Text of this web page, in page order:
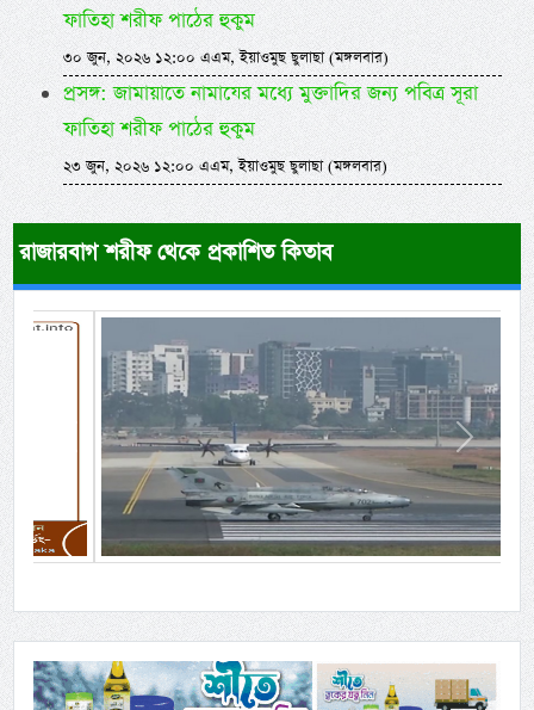
ফাতিহা শরীফ পাঠের হুকুম
৩০ জুন, ২০২৬ ১২:০০ এএম, ইয়াওমুছ ছুলাছা (মঙ্গলবার)
প্রসঙ্গ: জামায়াতে নামাযের মধ্যে মুক্তাদির জন্য পবিত্র সূরা
ফাতিহা শরীফ পাঠের হুকুম
২৩ জুন, ২০২৬ ১২:০০ এএম, ইয়াওমুছ ছুলাছা (মঙ্গলবার)
রাজারবাগ শরীফ থেকে প্রকাশিত কিতাব
Previous Next